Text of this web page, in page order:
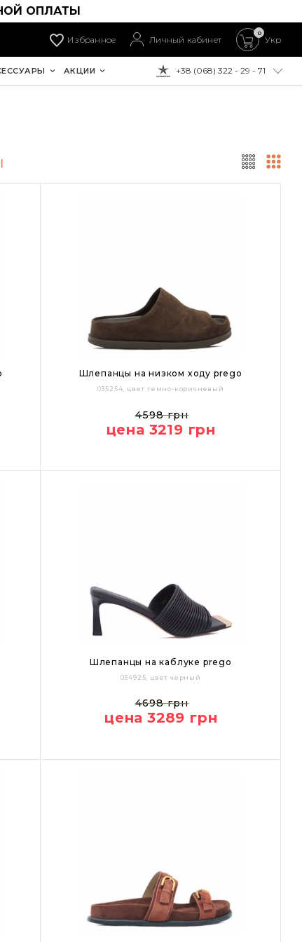
ОПЛАТЫ
Избранное Личный кабинет
0
Укр
К ОПЛАТЕ:
+38 (068) 322 - 29 - 71
АКЦИИ
Шлепанцы на низком ходу prego
035254, цвет темно-коричневый
4598 грн
цена 3219 грн
Шлепанцы на каблуке prego
034925, цвет черный
38
4698 грн
цена 3289 грн